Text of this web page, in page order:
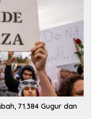
71.384 Gugur dan